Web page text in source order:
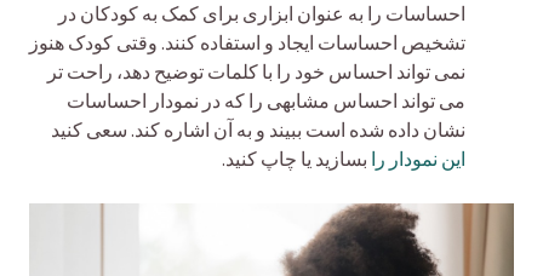
احساسات را به عنوان ابزاری برای کمک به کودکان در
تشخیص احساسات ایجاد و استفاده کنند. وقتی کودک هنوز
نمی تواند احساس خود را با کلمات توضیح دهد، راحت تر
می تواند احساس مشابهی را که در نمودار احساسات
نشان داده شده است ببیند و به آن اشاره کند. سعی کنید
این نمودار را بسازید یا چاپ کنید.